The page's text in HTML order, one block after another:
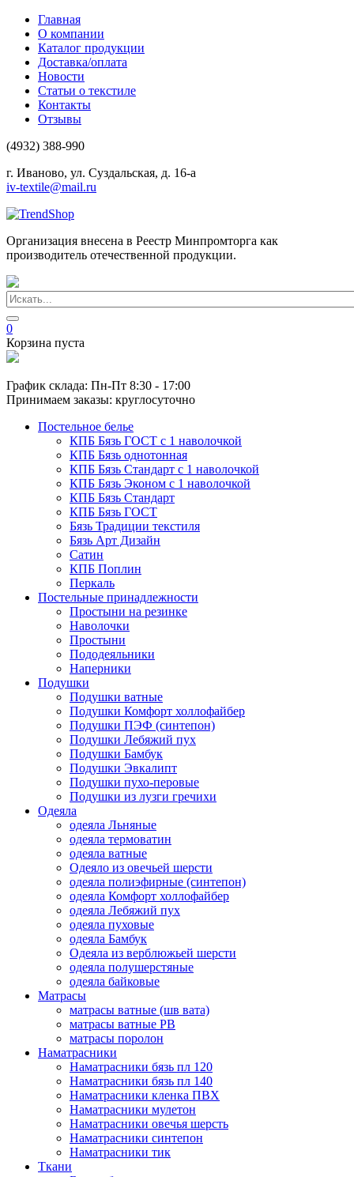
Главная
О компании
Каталог продукции
Доставка/оплата
Новости
Статьи о текстиле
Контакты
Отзывы
(4932) 388-990
г. Иваново, ул. Суздальская, д. 16-а
iv-textile@mail.ru
Организация внесена в Реестр Минпромторга как
производитель отечественной продукции.
0
Корзина пуста
График склада: Пн-Пт 8:30 - 17:00
Принимаем заказы: круглосуточно
Постельное белье
КПБ Бязь ГОСТ c 1 наволочкой
КПБ Бязь однотонная
КПБ Бязь Стандарт c 1 наволочкой
КПБ Бязь Эконом с 1 наволочкой
КПБ Бязь Стандарт
КПБ Бязь ГОСТ
Бязь Традиции текстиля
Бязь Арт Дизайн
Сатин
КПБ Поплин
Перкаль
Постельные принадлежности
Простыни на резинке
Наволочки
Простыни
Пододеяльники
Наперники
Подушки
Подушки ватные
Подушки Комфорт холлофайбер
Подушки ПЭФ (синтепон)
Подушки Лебяжий пух
Подушки Бамбук
Подушки Эвкалипт
Подушки пухо-перовые
Подушки из лузги гречихи
Одеяла
одеяла Льняные
одеяла термоватин
одеяла ватные
Одеяло из овечьей шерсти
одеяла полиэфирные (синтепон)
одеяла Комфорт холлофайбер
одеяла Лебяжий пух
одеяла пуховые
одеяла Бамбук
Одеяла из верблюжьей шерсти
одеяла полушерстяные
одеяла байковые
Матрасы
матрасы ватные (шв вата)
матрасы ватные РВ
матрасы поролон
Наматрасники
Наматрасники бязь пл 120
Наматрасники бязь пл 140
Наматрасники кленка ПВХ
Наматрасники мулетон
Наматрасники овечья шерсть
Наматрасники синтепон
Наматрасники тик
Ткани